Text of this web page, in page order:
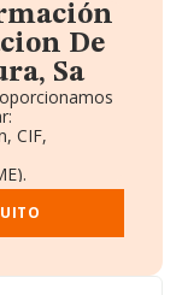
De
Sa
CIF,